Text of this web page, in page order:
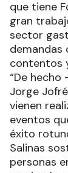
que tiene
gran
sector
demandas
contentos
“De
Jorge
vienen
eventos
éxito
Salinas
personas